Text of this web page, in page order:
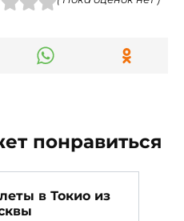
понравиться
в Токио из